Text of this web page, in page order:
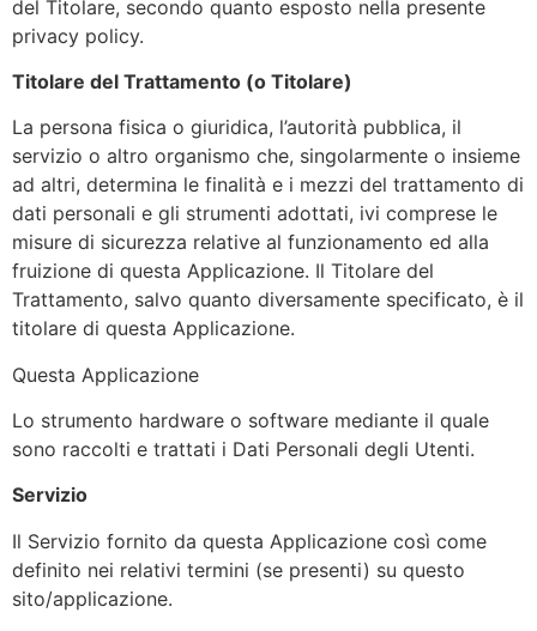
del Titolare, secondo quanto esposto nella presente
privacy policy.
Titolare del Trattamento (o Titolare)
La persona fisica o giuridica, l’autorità pubblica, il
servizio o altro organismo che, singolarmente o insieme
ad altri, determina le finalità e i mezzi del trattamento di
dati personali e gli strumenti adottati, ivi comprese le
misure di sicurezza relative al funzionamento ed alla
fruizione di questa Applicazione. Il Titolare del
Trattamento, salvo quanto diversamente specificato, è il
titolare di questa Applicazione.
Questa Applicazione
Lo strumento hardware o software mediante il quale
sono raccolti e trattati i Dati Personali degli Utenti.
Servizio
Il Servizio fornito da questa Applicazione così come
definito nei relativi termini (se presenti) su questo
sito/applicazione.